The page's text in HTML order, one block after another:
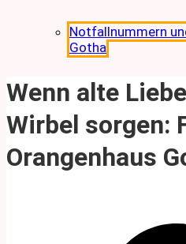
Notfallnummern
Gotha
Wenn alte
Wirbel sorgen:
Orangenhaus